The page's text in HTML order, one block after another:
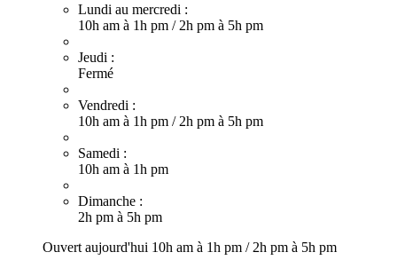
Lundi au mercredi :
10h am à 1h pm / 2h pm à 5h pm
Jeudi :
Fermé
Vendredi :
10h am à 1h pm / 2h pm à 5h pm
Samedi :
10h am à 1h pm
Dimanche :
2h pm à 5h pm
Ouvert aujourd'hui 10h am à 1h pm / 2h pm à 5h pm